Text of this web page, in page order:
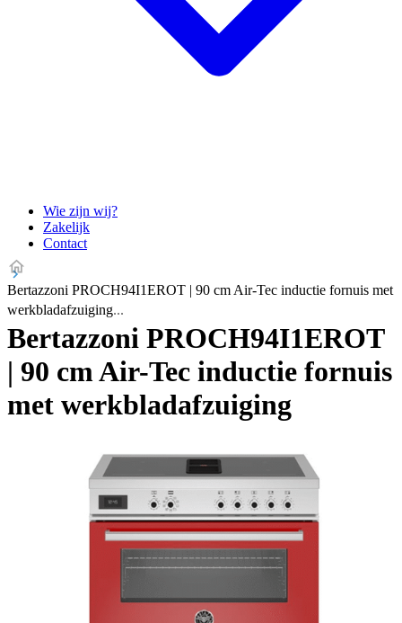
Wie zijn wij?
Zakelijk
Contact
Bertazzoni PROCH94I1EROT | 90 cm Air-Tec inductie fornuis met
werkbladafzuiging
Bertazzoni PROCH94I1EROT
| 90 cm Air-Tec inductie fornuis
met werkbladafzuiging